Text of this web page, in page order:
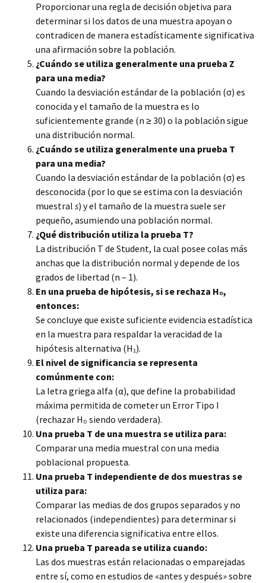
Proporcionar una regla de decisión objetiva para
determinar si los datos de una muestra apoyan o
contradicen de manera estadísticamente significativa
una afirmación sobre la población.
¿Cuándo se utiliza generalmente una prueba Z
para una media?
Cuando la desviación estándar de la población (σ) es
conocida y el tamaño de la muestra es lo
suficientemente grande (n ≥ 30) o la población sigue
una distribución normal.
¿Cuándo se utiliza generalmente una prueba T
para una media?
Cuando la desviación estándar de la población (σ) es
desconocida (por lo que se estima con la desviación
muestral s) y el tamaño de la muestra suele ser
pequeño, asumiendo una población normal.
¿Qué distribución utiliza la prueba T?
La distribución T de Student, la cual posee colas más
anchas que la distribución normal y depende de los
grados de libertad (n – 1).
En una prueba de hipótesis, si se rechaza H₀,
entonces:
Se concluye que existe suficiente evidencia estadística
en la muestra para respaldar la veracidad de la
hipótesis alternativa (H₁).
El nivel de significancia se representa
comúnmente con:
La letra griega alfa (α), que define la probabilidad
máxima permitida de cometer un Error Tipo I
(rechazar H₀ siendo verdadera).
Una prueba T de una muestra se utiliza para:
Comparar una media muestral con una media
poblacional propuesta.
Una prueba T independiente de dos muestras se
utiliza para:
Comparar las medias de dos grupos separados y no
relacionados (independientes) para determinar si
existe una diferencia significativa entre ellos.
Una prueba T pareada se utiliza cuando:
Las dos muestras están relacionadas o emparejadas
entre sí, como en estudios de «antes y después» sobre